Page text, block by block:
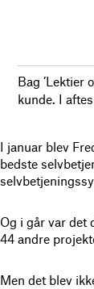
Bag ’Lektier
kunde. I
I januar blev
bedste
Og i går var det
44 andre
Men det blev